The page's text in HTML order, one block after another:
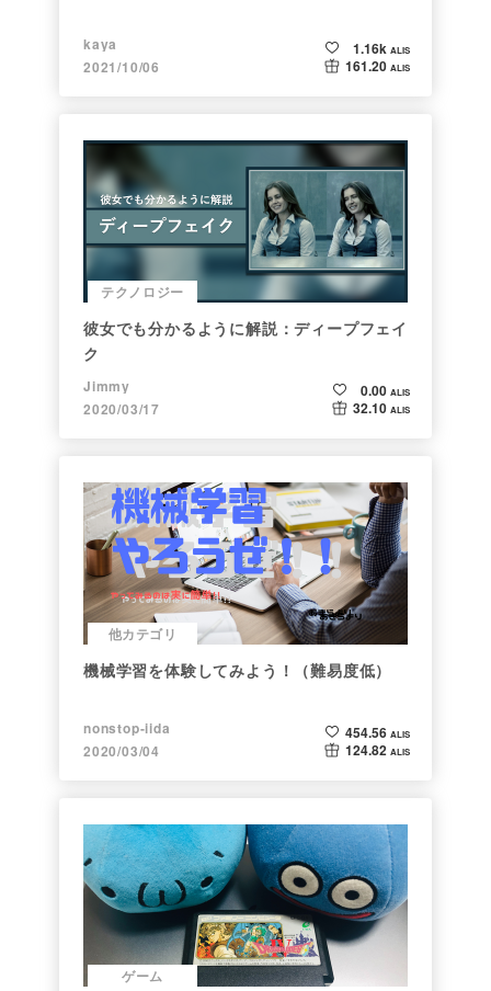
kaya
2021/10/06
1.16k ALIS
161.20 ALIS
テクノロジー
彼女でも分かるように解説：ディープフェイ
ク
Jimmy
2020/03/17
0.00 ALIS
32.10 ALIS
他カテゴリ
機械学習を体験してみよう！（難易度低）
nonstop-iida
2020/03/04
454.56 ALIS
124.82 ALIS
ゲーム